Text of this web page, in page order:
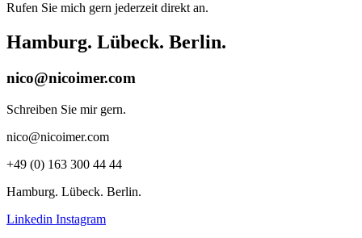
Rufen Sie mich gern jederzeit direkt an.
Hamburg. Lübeck. Berlin.
nico@nicoimer.com
Schreiben Sie mir gern.
nico@nicoimer.com
+49 (0) 163 300 44 44
Hamburg. Lübeck. Berlin.
Linkedin Instagram